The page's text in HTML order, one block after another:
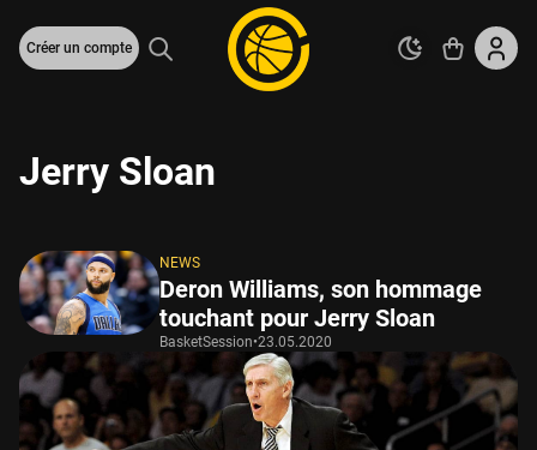
Créer un compte
Jerry Sloan
NEWS
Deron Williams, son hommage
touchant pour Jerry Sloan
BasketSession•23.05.2020